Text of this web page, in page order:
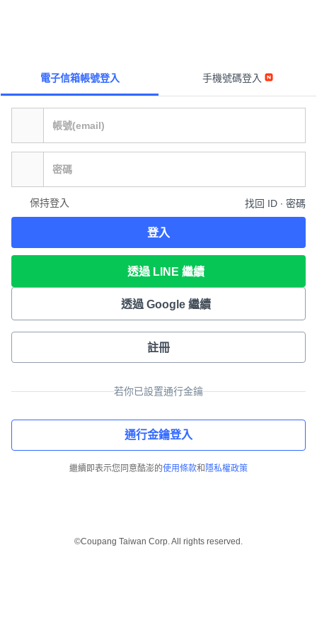
電子信箱帳號登入 手機號碼登入
保持登入 找回 ID ∙ 密碼
登入
透過 LINE 繼續
透過 Google 繼續
註冊
若你已設置通行金鑰
通行金鑰登入
繼續即表示您同意酷澎的使用條款和 隱私權政策
©Coupang Taiwan Corp. All rights reserved.